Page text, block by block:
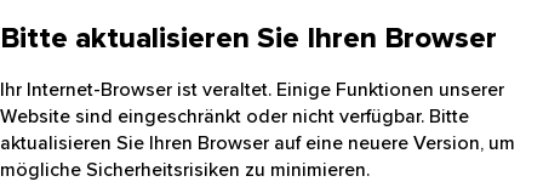
Bitte aktualisieren Sie Ihren Browser
Ihr Internet-Browser ist veraltet. Einige Funktionen unserer
Website sind eingeschränkt oder nicht verfügbar. Bitte
aktualisieren Sie Ihren Browser auf eine neuere Version, um
mögliche Sicherheitsrisiken zu minimieren.